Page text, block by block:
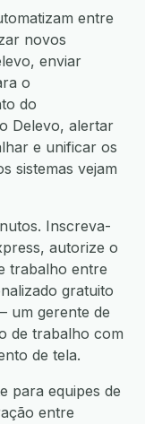
entre
novos
enviar
o
do
Delevo, alertar
e unificar os
sistemas vejam
Inscreva-
autorize o
trabalho entre
gratuito
um gerente de
de trabalho com
de tela.
para equipes de
entre